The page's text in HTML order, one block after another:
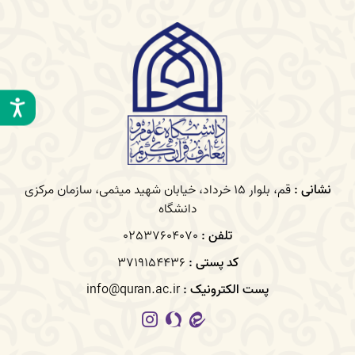
نشانی :
قم، بلوار 15 خرداد، خیابان شهید میثمی، سازمان مرکزی
دانشگاه
تلفن : 02537604070
کد پستی : 3719154436
پست الکترونیک :info@quran.ac.ir